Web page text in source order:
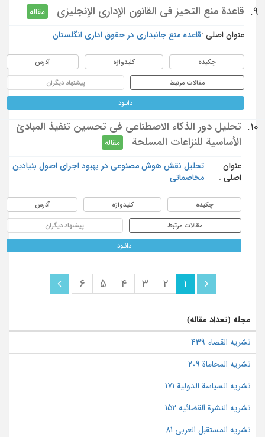
9. قاعدة منع التحيز في القانون الإداري الإنجليزي مقاله
عنوان اصلی : قاعده منع جانبداری در حقوق اداری انگلستان
چکیده کلیدواژه آدرس
مقالات مرتبط پیشنهاد دیگران
دانلود
10.
تحليل دور الذكاء الاصطناعي في تحسين تنفيذ المبادئ
الأساسية للنزاعات المسلحة
مقاله
عنوان
اصلی :
تحلیل نقش هوش مصنوعی در بهبود اجرای اصول بنیادین
مخاصماتی
چکیده کلیدواژه آدرس
مقالات مرتبط پیشنهاد دیگران
دانلود
1
2
3
4
5
6
مجله (تعداد مقاله)
نشریه القضاء 439
نشریه المحاماة 209
نشریه السیاسة الدولیة 171
نشریه النشرة القضائیه 152
نشریه المستقبل العربی 81